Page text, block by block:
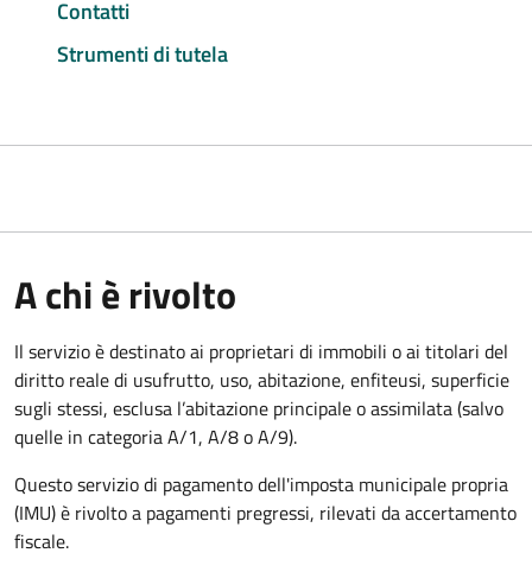
Contatti
Strumenti di tutela
A chi è rivolto
Il servizio è destinato ai proprietari di immobili o ai titolari del
diritto reale di usufrutto, uso, abitazione, enfiteusi, superficie
sugli stessi, esclusa l’abitazione principale o assimilata (salvo
quelle in categoria A/1, A/8 o A/9).
Questo servizio di pagamento dell'imposta municipale propria
(IMU) è rivolto a pagamenti pregressi, rilevati da accertamento
fiscale.